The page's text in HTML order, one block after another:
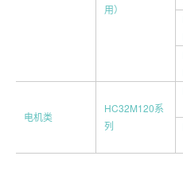
用）
电机类
HC32M120系
列